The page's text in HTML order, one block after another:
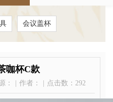
会议盖杯
咖杯C款
： 作者： 点击数： 292